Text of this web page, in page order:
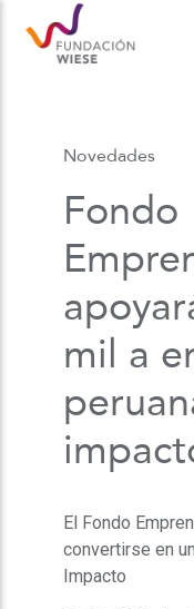
Novedades
Fondo
mil a
El Fondo
convertirse en
Impacto